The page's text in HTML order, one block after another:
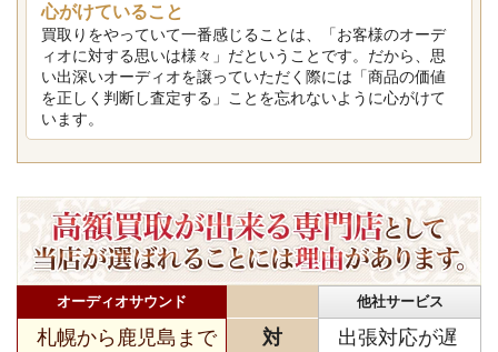
心がけていること
買取りをやっていて一番感じることは、「お客様のオーデ
ィオに対する思いは様々」だということです。だから、思
い出深いオーディオを譲っていただく際には「商品の価値
を正しく判断し査定する」ことを忘れないように心がけて
います。
オーディオサウンド 他社サービス
札幌から鹿児島まで
対
出張対応が遅